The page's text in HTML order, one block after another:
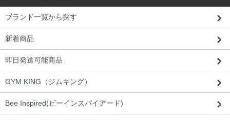
ブランド一覧から探す
新着商品
即日発送可能商品
GYM KING（ジムキング）
Bee Inspired(ビーインスパイアード)